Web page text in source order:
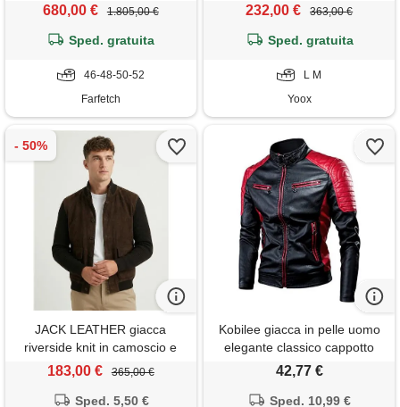
680,00 € 1.805,00 €
Sped. gratuita
46-48-50-52
Farfetch
232,00 € 363,00 €
Sped. gratuita
L M
Yoox
JACK LEATHER giacca
riverside knit in camoscio e
maglia testa di moro
183,00 € 365,00 €
Sped. 5,50 €
Kobilee giacca in pelle uomo
elegante classico cappotto
giacca pelle casual giubbino
bomber con colletto vintage
42,77 €
Sped. 10,99 €